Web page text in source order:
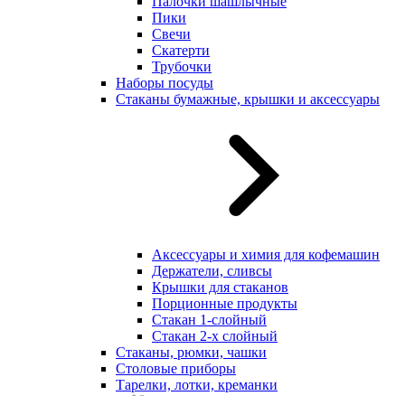
Пики
Свечи
Скатерти
Трубочки
Наборы посуды
Стаканы бумажные, крышки и аксессуары
Аксессуары и химия для кофемашин
Держатели, сливсы
Крышки для стаканов
Порционные продукты
Стакан 1-слойный
Стакан 2-х слойный
Стаканы, рюмки, чашки
Столовые приборы
Тарелки, лотки, креманки